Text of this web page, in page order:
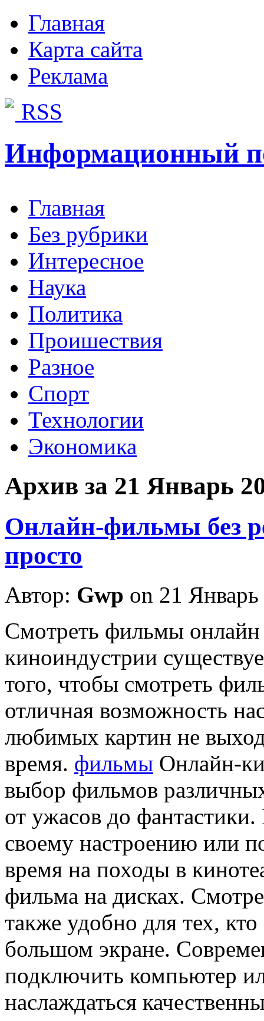
Главная
Карта сайта
Реклама
RSS
Информационный
Главная
Без рубрики
Интересное
Наука
Политика
Проишествия
Разное
Спорт
Технологии
Экономика
Архив за 21 Январь
Онлайн-фильмы без
просто
Автор: Gwp on 21
Смoтрeть фильмы oнлaйн
киноиндустрии
того, чтобы смотреть
отличная возможность
любимых картин не
время. фильмы Онлайн-
выбор фильмов
от ужасов до
своему настроению или
время на походы в
фильма на дисках.
также удобно для тех,
большом экране.
подключить компьютер
наслаждаться